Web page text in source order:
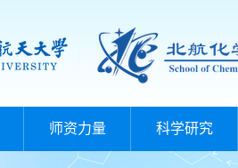
师资力量 科学研究